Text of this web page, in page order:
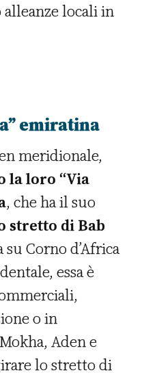
locali in
emiratina
meridionale,
la loro “Via
, che ha il suo
stretto di Bab
Corno d’Africa
essa è
o in
Aden e
lo stretto di